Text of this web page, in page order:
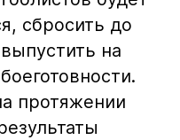
сбросить до
на
протяжении